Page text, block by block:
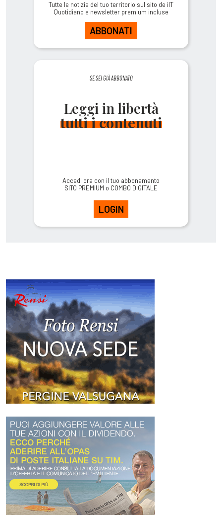
Tutte le notizie del tuo territorio sul sito de ilT
Quotidiano e newsletter premium incluse
ABBONATI
SE SEI GIÀ ABBONATO
Leggi in libertà
tutti i contenuti
Accedi ora con il tuo abbonamento
SITO PREMIUM o COMBO DIGITALE
LOGIN